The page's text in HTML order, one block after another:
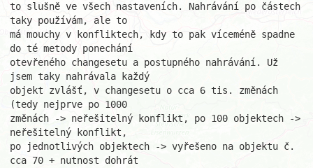
to slušně ve všech nastaveních. Nahrávání po částech
taky používám, ale to
má mouchy v konfliktech, kdy to pak víceméně spadne
do té metody ponechání
otevřeného changesetu a postupného nahrávání. Už
jsem taky nahrávala každý
objekt zvlášť, v changesetu o cca 6 tis. změnách
(tedy nejprve po 1000
změnách -> neřešitelný konflikt, po 100 objektech ->
neřešitelný konflikt,
po jednotlivých objektech -> vyřešeno na objektu č.
cca 70 + nutnost dohrát